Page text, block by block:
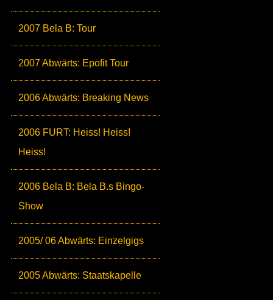
2007 Bela B: Tour
2007 Abwärts: Epofit Tour
2006 Abwärts: Breaking News
2006 FURT: Heiss! Heiss!
Heiss!
2006 Bela B: Bela B.s Bingo-
Show
2005/ 06 Abwärts: Einzelgigs
2005 Abwärts: Staatskapelle